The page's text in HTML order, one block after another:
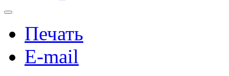
Печать
E-mail